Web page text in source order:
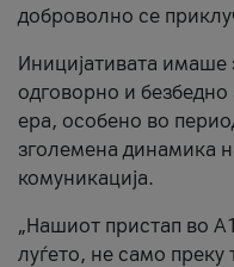
доброволно се
Иницијативата имаше
одговорно и
ера, особено во
зголемена динамика
комуникација.
„Нашиот пристап во
луѓето, не само преку